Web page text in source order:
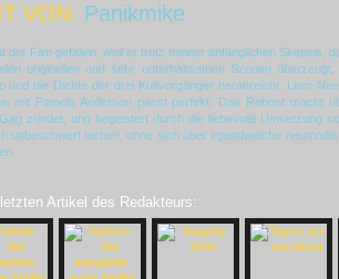
VON: Panikmike
der Film gefallen, weil er trotz meiner anfänglichen Skepsis,
originellen und sehr unterhaltsamen Szenen
und die Dichte der drei Kultvorgänger heranreicht. Liam
mit Pamela Anderson passt perfekt. Das Reboot macht
zündet, und begeistert durch die liebevolle Umsetzung
unbeschwert lachen, ohne sich über irgendwelche
Artikel des Redakteurs: